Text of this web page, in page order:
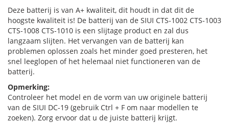
Deze batterij is van A+ kwaliteit, dit houdt in dat dit de
hoogste kwaliteit is! De batterij van de SIUI CTS-1002 CTS-1003
CTS-1008 CTS-1010 is een slijtage product en zal dus
langzaam slijten. Het vervangen van de batterij kan
problemen oplossen zoals het minder goed presteren, het
snel leeglopen of het helemaal niet functioneren van de
batterij.
Opmerking:
Controleer het model en de vorm van uw originele batterij
van de SIUI DC-19 (gebruik Ctrl + F om naar modellen te
zoeken). Zorg ervoor dat u de juiste batterij krijgt.